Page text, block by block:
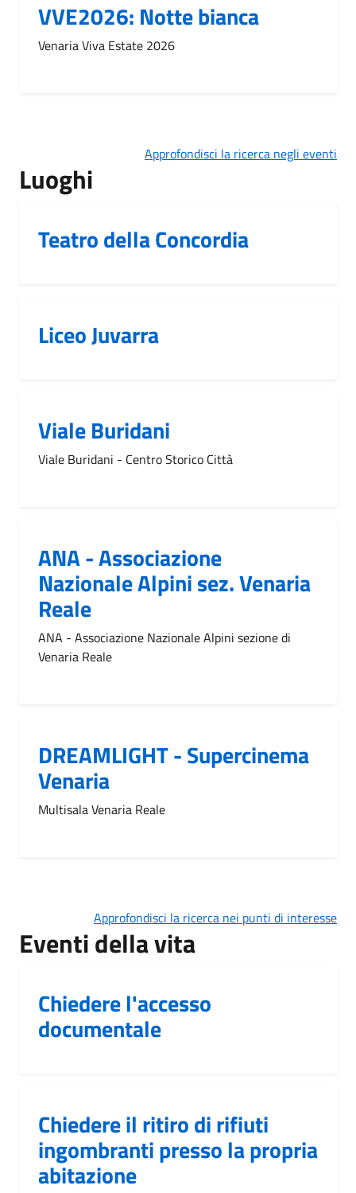
VVE2026: Notte bianca
Venaria Viva Estate 2026
Approfondisci la ricerca negli eventi
Luoghi
Teatro della Concordia
Liceo Juvarra
Viale Buridani
Viale Buridani - Centro Storico Città
ANA - Associazione
Nazionale Alpini sez. Venaria
Reale
ANA - Associazione Nazionale Alpini sezione di
Venaria Reale
DREAMLIGHT - Supercinema
Venaria
Multisala Venaria Reale
Approfondisci la ricerca nei punti di interesse
Eventi della vita
Chiedere l'accesso
documentale
Chiedere il ritiro di rifiuti
ingombranti presso la propria
abitazione